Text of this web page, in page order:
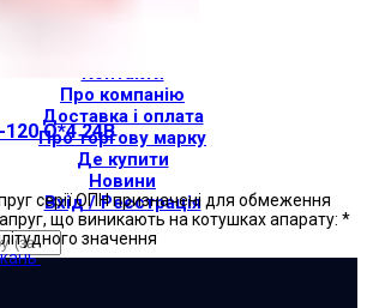
Контакти
Про компанію
Доставка і оплата
Про торгову марку
Де купити
Новини
Вхід / Реєстрація
О*4 24В
серії ОПН призначені для обмеження
що виникають на котушках апарату: *
значення